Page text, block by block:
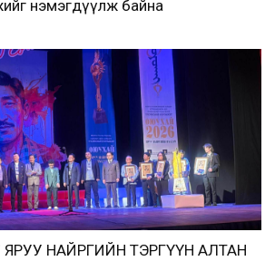
нэмэгдүүлж байна
ЯРУУ НАЙРГИЙН ТЭРГҮҮН АЛТАН